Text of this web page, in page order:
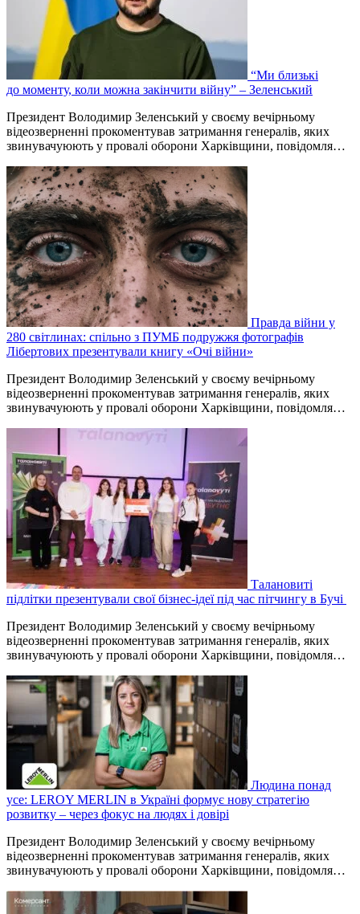
“Ми близькі
до моменту, коли можна закінчити війну” – Зеленський
Президент Володимир Зеленський у своєму вечірньому
відеозверненні прокоментував затримання генералів, яких
звинувачуюють у провалі оборони Харківщини, повідомля…
Правда війни у
280 світлинах: спільно з ПУМБ подружжя фотографів
Лібертових презентували книгу «Очі війни»
Президент Володимир Зеленський у своєму вечірньому
відеозверненні прокоментував затримання генералів, яких
звинувачуюють у провалі оборони Харківщини, повідомля…
Талановиті
підлітки презентували свої бізнес-ідеї під час пітчингу в Бучі
Президент Володимир Зеленський у своєму вечірньому
відеозверненні прокоментував затримання генералів, яких
звинувачуюють у провалі оборони Харківщини, повідомля…
Людина понад
усе: LEROY MERLIN в Україні формує нову стратегію
розвитку – через фокус на людях і довірі
Президент Володимир Зеленський у своєму вечірньому
відеозверненні прокоментував затримання генералів, яких
звинувачуюють у провалі оборони Харківщини, повідомля…